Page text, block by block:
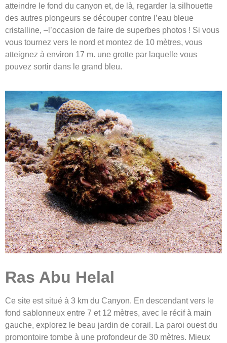
atteindre le fond du canyon et, de là, regarder la silhouette
des autres plongeurs se découper contre l’eau bleue
cristalline, –l’occasion de faire de superbes photos ! Si vous
vous tournez vers le nord et montez de 10 mètres, vous
atteignez à environ 17 m. une grotte par laquelle vous
pouvez sortir dans le grand bleu.
Ras Abu Helal
Ce site est situé à 3 km du Canyon. En descendant vers le
fond sablonneux entre 7 et 12 mètres, avec le récif à main
gauche, explorez le beau jardin de corail. La paroi ouest du
promontoire tombe à une profondeur de 30 mètres. Mieux